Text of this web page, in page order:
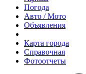
Погода
Авто / Мото
Объявления
Карта города
Справочная
Фотоотчеты